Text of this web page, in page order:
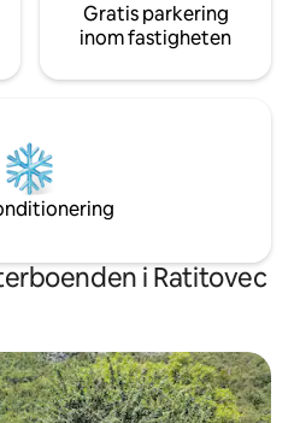
Gratis parkering
inom fastigheten
i Ratitovec